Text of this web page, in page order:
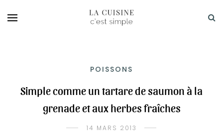
POISSONS
Simple comme un tartare de saumon à la
grenade et aux herbes fraîches
14 MARS 2013